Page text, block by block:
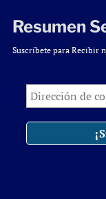
Resumen
Suscríbete para Recibir